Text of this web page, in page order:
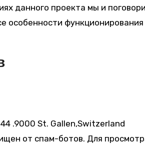
данного проекта мы и
особенности функционирования
.9000 St. Gallen,Switzerland
от спам-ботов. Для